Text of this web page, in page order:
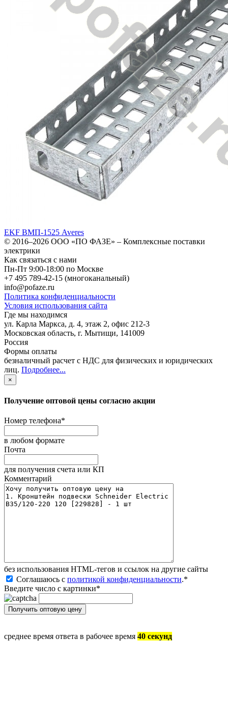
EKF ВМП-1525 Averes
© 2016–2026 ООО «ПО ФАЗЕ» – Комплексные поставки
электрики
Как связаться с нами
Пн-Пт 9:00-18:00 по Москве
+7 495 789-42-15 (многоканальный)
info@pofaze.ru
Политика конфиденциальности
Условия использования сайта
Где мы находимся
ул. Карла Маркса, д. 4, этаж 2, офис 212-3
Московская область, г. Мытищи, 141009
Россия
Формы оплаты
безналичный расчет с НДС для физических и юридических
лиц. Подробнее...
×
Получение оптовой цены согласно акции
Номер телефона*
в любом формате
Почта
для получения счета или КП
Комментарий
без иcпользования HTML-тегов и ссылок на другие сайты
Соглашаюсь с политикой конфиденциальности.*
Введите число с картинки*
среднее время ответа в рабочее время 40 секунд